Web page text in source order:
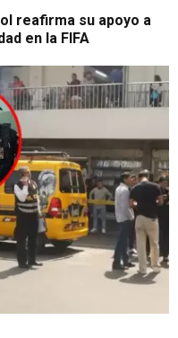
reafirma su apoyo a
en la FIFA